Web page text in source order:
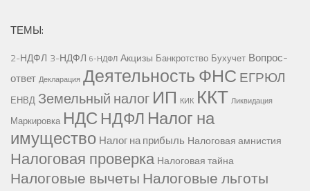
ТЕМЫ:
2-НДФЛ 3-НДФЛ 6-НДФЛ Акцизы Банкротство Бухучет Вопрос-
ответ Декларация Деятельность ФНС ЕГРЮЛ
ЕНВД Земельный налог ИП КИК ККТ Ликвидация
Маркировка НДС НДФЛ Налог на
имущество Налог на прибыль Налоговая амнистия
Налоговая проверка Налоговая тайна
Налоговые вычетыНалоговые льготы